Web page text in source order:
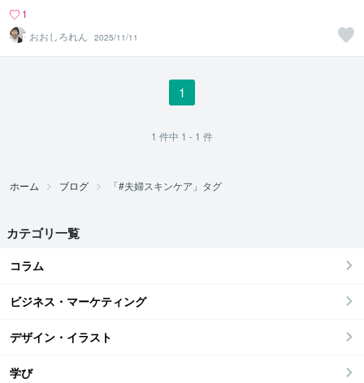
1
おおしろれん
2025/11/11
1
1 件中 1 - 1 件
ホーム ブログ 「#夫婦スキンケア」タグ
カテゴリ一覧
コラム
ビジネス・マーケティング
デザイン・イラスト
学び